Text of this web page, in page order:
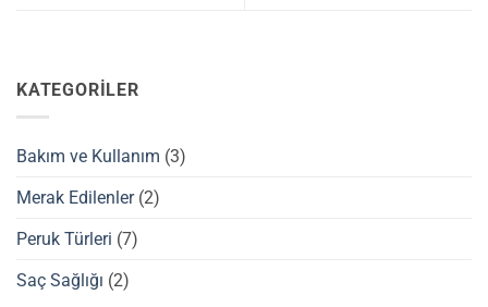
KATEGORILER
Bakım ve Kullanım (3)
Merak Edilenler(2)
Peruk Türleri (7)
Saç Sağlığı (2)